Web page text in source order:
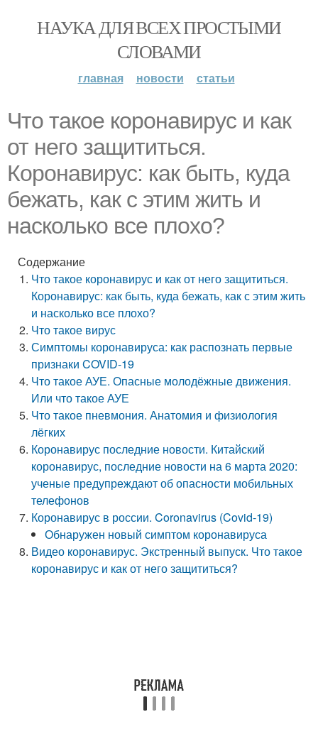
НАУКА ДЛЯ ВСЕХ ПРОСТЫМИ
СЛОВАМИ
главная новости статьи
Что такое коронавирус и как
от него защититься.
Коронавирус: как быть, куда
бежать, как с этим жить и
насколько все плохо?
Содержание
Что такое коронавирус и как от него защититься.
Коронавирус: как быть, куда бежать, как с этим жить
и насколько все плохо?
Что такое вирус
Симптомы коронавируса: как распознать первые
признаки COVID-19
Что такое АУЕ. Опасные молодёжные движения.
Или что такое АУЕ
Что такое пневмония. Анатомия и физиология
лёгких
Коронавирус последние новости. Китайский
коронавирус, последние новости на 6 марта 2020:
ученые предупреждают об опасности мобильных
телефонов
Коронавирус в россии. Coronavirus (Covid-19)
Обнаружен новый симптом коронавируса
Видео коронавирус. Экстренный выпуск. Что такое
коронавирус и как от него защититься?